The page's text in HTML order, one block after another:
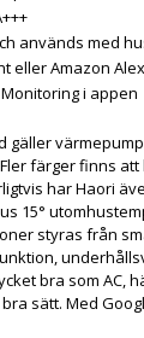
används med
eller Amazon
i appen
gäller
färger finns
har Haori
15°
styras från
bra som AC,
sätt. Med